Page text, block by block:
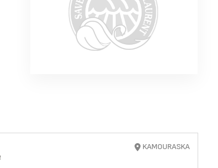
KAMOURASKA